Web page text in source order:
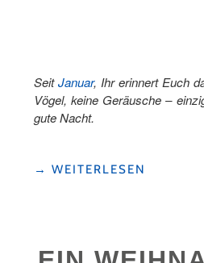
SeitJanuar, Ihr erinnert Euch
Vögel, keine Geräusche –
gute Nacht.
"DER
HAT
→ WEITERLESEN